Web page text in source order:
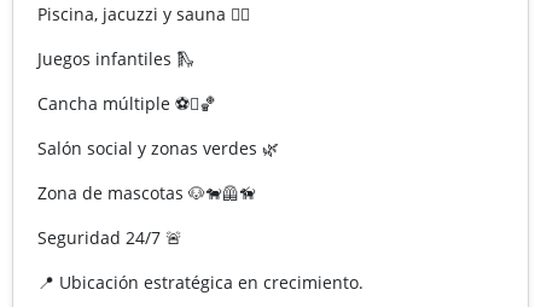
Piscina, jacuzzi y sauna 🏊‍♂️
Juegos infantiles 🛝
Cancha múltiple ⚽🏀
Salón social y zonas verdes 🌿
Zona de mascotas 🐶🐕‍🦺🦮
Seguridad 24/7 🚨
📍 Ubicación estratégica en crecimiento.